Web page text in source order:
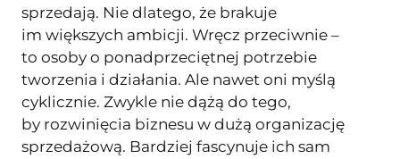
sprzedają. Nie dlatego, że brakuje
im większych ambicji. Wręcz przeciwnie –
to osoby o ponadprzeciętnej potrzebie
tworzenia i działania. Ale nawet oni myślą
cyklicznie. Zwykle nie dążą do tego,
by rozwinięcia biznesu w dużą organizację
sprzedażową. Bardziej fascynuje ich sam